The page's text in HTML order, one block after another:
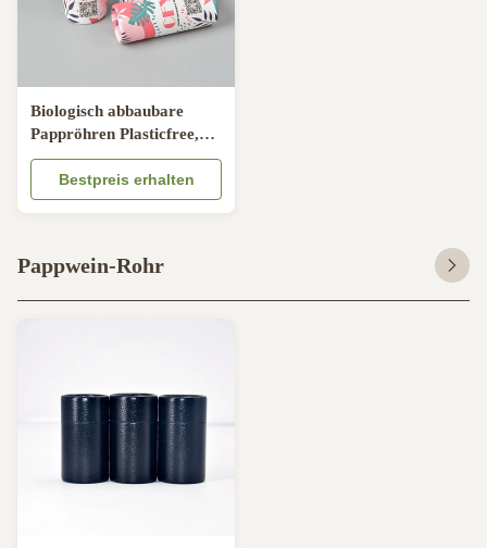
Biologisch abbaubare
Pappröhren Plasticfree,
21mm Pappröhre-
Geschenkbox
Bestpreis erhalten
Pappwein-Rohr